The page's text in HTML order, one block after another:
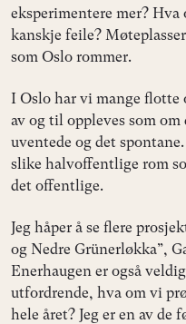
eksperimentere mer?
kanskje feile?
som Oslo rommer.
I Oslo har vi mange flotte
av og til oppleves som
uventede og det
slike halvoffentlige rom
det offentlige.
Jeg håper å se flere
og Nedre Grünerløkka”,
Enerhaugen er også
utfordrende, hva om vi
hele året? Jeg er en av